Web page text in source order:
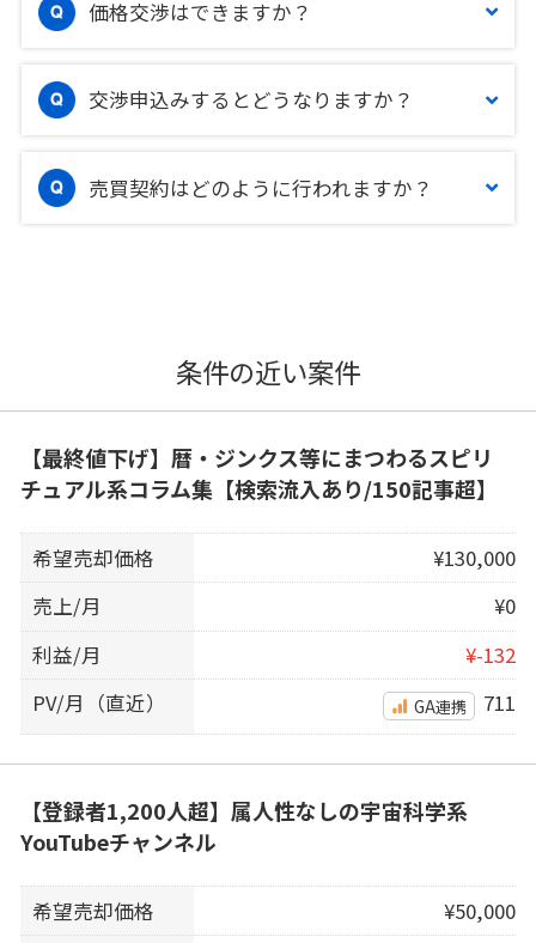
価格交渉はできますか？
交渉申込みするとどうなりますか？
売買契約はどのように行われますか？
条件の近い案件
【最終値下げ】暦・ジンクス等にまつわるスピリ
チュアル系コラム集【検索流入あり/150記事超】
希望売却価格
¥130,000
売上/月
¥0
利益/月
¥-132
PV/月（直近）
GA連携 711
【登録者1,200人超】属人性なしの宇宙科学系
YouTubeチャンネル
希望売却価格
¥50,000